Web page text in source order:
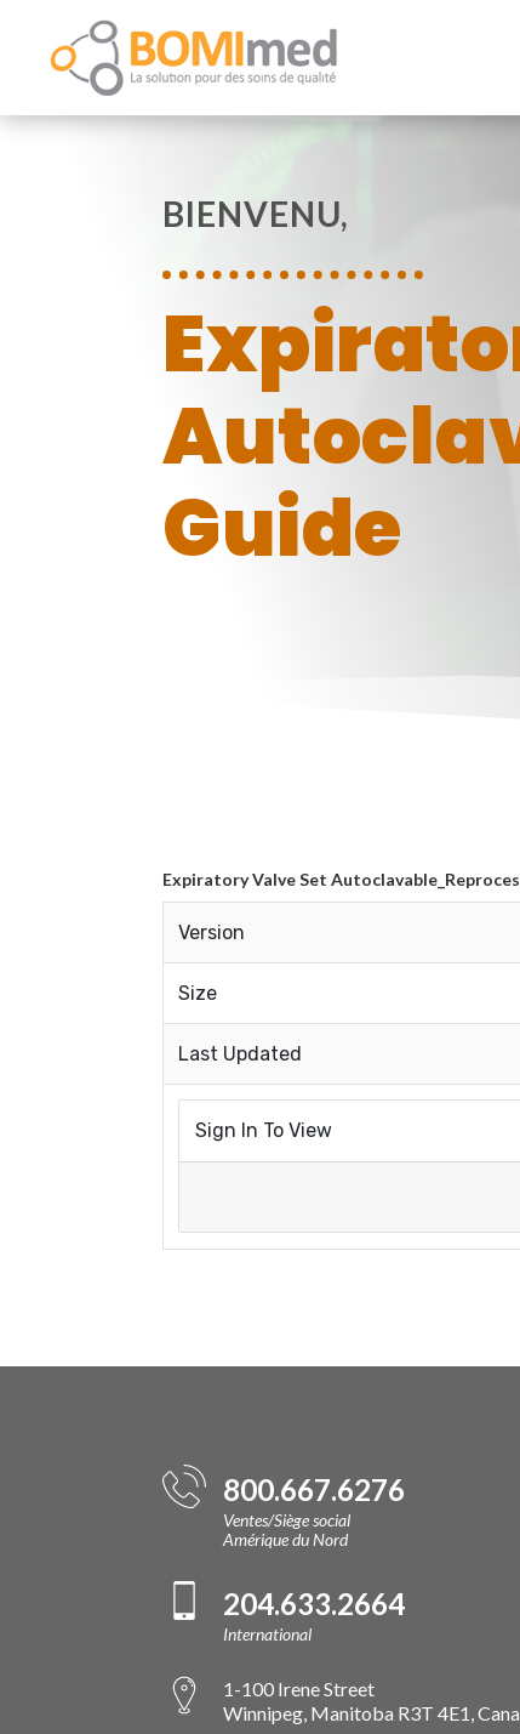
BIENVENU,
Guide
Expiratory Valve Set
Version
Size
Last Updated
Sign In To View
800.667.6276
Ventes/Siège social
Amérique du Nord
204.633.2664
International
1-100 Irene Street
Winnipeg, Manitoba R3T 4E1,